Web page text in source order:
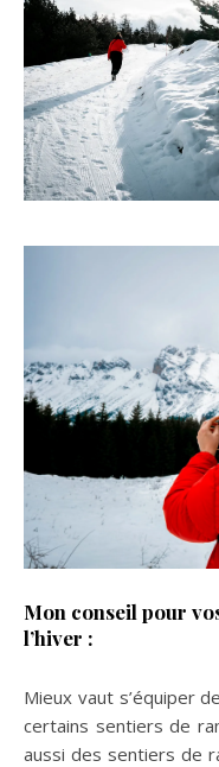
Mon conseil pour
l’hiver :
Mieux vaut s’équiper
certains sentiers de
aussi des sentiers de